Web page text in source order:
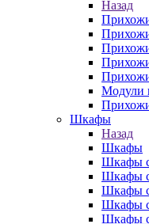
Назад
Модули
Шкафы
Назад
Шкафы
Шкафы
Шкафы
Шкафы
Шкафы
Шкафы